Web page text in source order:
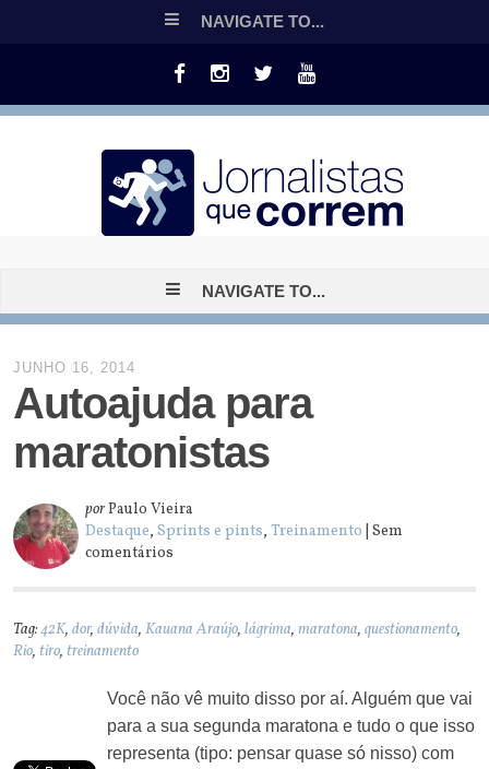
NAVIGATE TO...
NAVIGATE TO...
JUNHO 16, 2014
Autoajuda para
maratonistas
porPaulo Vieira
Destaque,Sprints e pints,Treinamento | Sem
comentários
Tag:42K,dor,dúvida,Kauana Araújo,lágrima,maratona,questionamento,
Rio,tiro,treinamento
Você não vê muito disso por aí. Alguém que vai
para a sua segunda maratona e tudo o que isso
representa (tipo: pensar quase só nisso) com